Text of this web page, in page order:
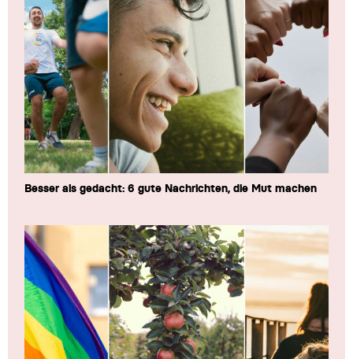
Besser als gedacht: 6 gute Nachrichten, die Mut machen